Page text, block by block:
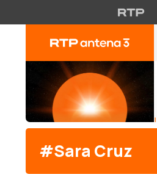
#Sara Cruz